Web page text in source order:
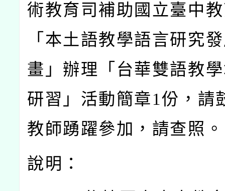
術教育司補助國立臺中
「本土語教學語言研究
畫」辦理「台華雙語教
研習」活動簡章1份，請
教師踴躍參加，請查照。
說明：